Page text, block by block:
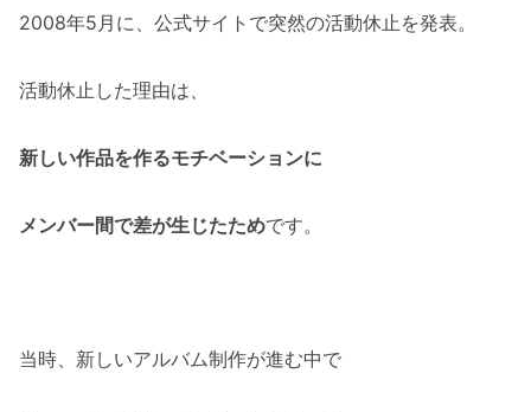
2008年5月に、公式サイトで突然の活動休止を発表。
活動休止した理由は、
新しい作品を作るモチベーションに
メンバー間で差が生じたためです。
当時、新しいアルバム制作が進む中で